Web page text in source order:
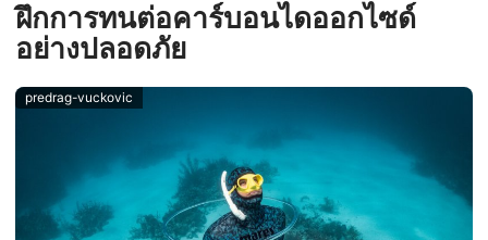
ฝึกการทนต่อคาร์บอนไดออกไซด์
อย่างปลอดภัย
predrag-vuckovic